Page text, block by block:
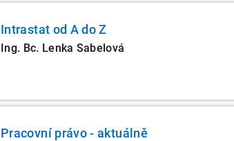
Intrastat od A do Z
Ing. Bc. Lenka Sabelová
Pracovní právo - aktuálně